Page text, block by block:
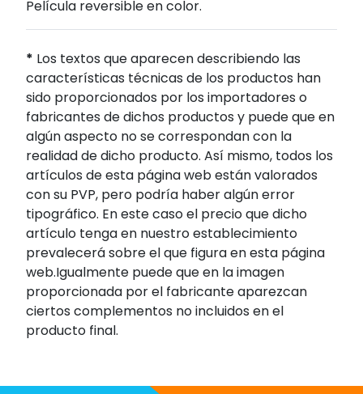
Película reversible en color.
* Los textos que aparecen describiendo las
características técnicas de los productos han
sido proporcionados por los importadores o
fabricantes de dichos productos y puede que en
algún aspecto no se correspondan con la
realidad de dicho producto. Así mismo, todos los
artículos de esta página web están valorados
con su PVP, pero podría haber algún error
tipográfico. En este caso el precio que dicho
artículo tenga en nuestro establecimiento
prevalecerá sobre el que figura en esta página
web.Igualmente puede que en la imagen
proporcionada por el fabricante aparezcan
ciertos complementos no incluidos en el
producto final.